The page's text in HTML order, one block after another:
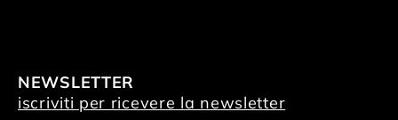
NEWSLETTER
iscriviti per ricevere la newsletter